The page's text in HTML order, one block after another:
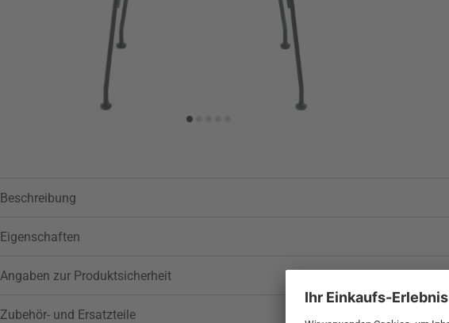
Beschreibung
Eigenschaften
Angaben zur Produktsicherheit
Zubehör- und Ersatzteile